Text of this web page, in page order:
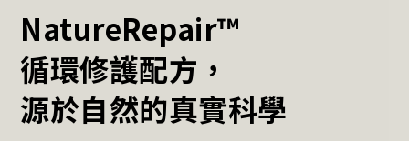
NatureRepair™
循環修護配方，
源於自然的真實科學